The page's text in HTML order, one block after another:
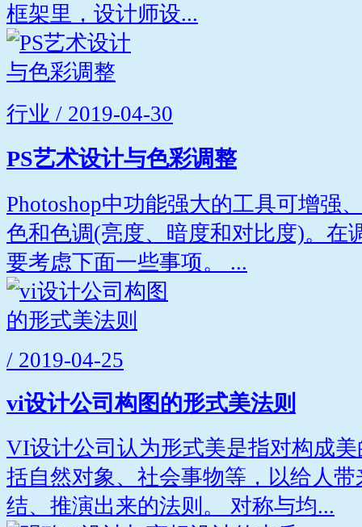
框架里，设计师设...
行业 / 2019-04-30
PS艺术设计与色彩调整
Photoshop中功能强大的工具可增强
色和色调(亮度、暗度和对比度)。在
要考虑下面一些事项。 ...
/ 2019-04-25
vi设计公司构图的形式美法则
VI设计公司认为形式美是指对构成
括自然对象、社会事物等，以给人
结、推演出来的法则。 对称与均...